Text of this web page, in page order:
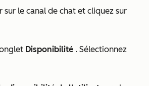
sur le canal de chat et cliquez sur
Disponibilité . Sélectionnez